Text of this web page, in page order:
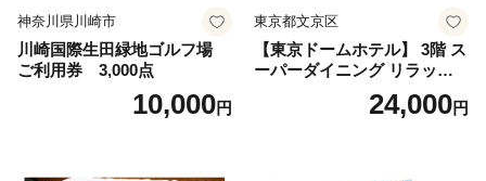
神奈川県川崎市
川崎国際生田緑地ゴルフ場
ご利用券 3,000点
10,000円
東京都文京区
【東京ドームホテル】 3階 ス
ーパーダイニング リラッサ
ランチブッフェ お食事券 大
人1名様分 関東 東京 ご利用
24,000円